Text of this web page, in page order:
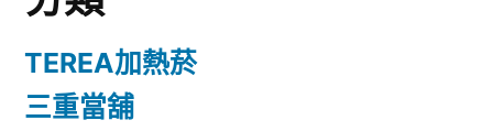
TEREA加熱菸
三重當舖